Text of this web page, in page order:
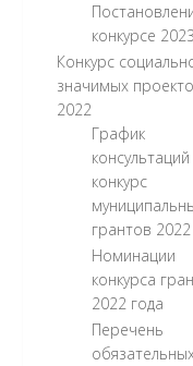
конкурсе 2023
Конкурс
значимых
2022
График
конкурс
грантов 2022
Номинации
конкурса
2022 года
Перечень